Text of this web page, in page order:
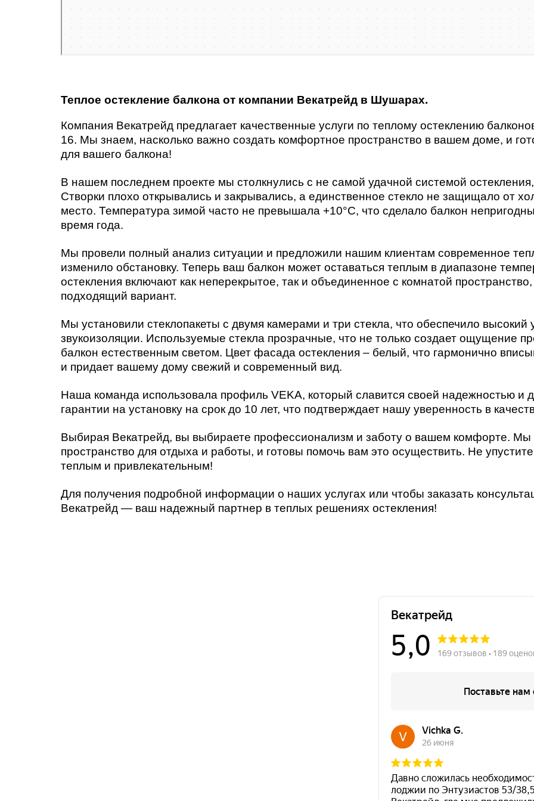
Теплое остекление балкона от компании Векатрейд в Шушарах.
Компания Векатрейд предлагает качественные услуги по теплому остеклению
16. Мы знаем, насколько важно создать комфортное пространство в вашем доме, и
для вашего балкона!
В нашем последнем проекте мы столкнулись с не самой удачной системой
Створки плохо открывались и закрывались, а единственное стекло не защищало от
место. Температура зимой часто не превышала +10°C, что сделало балкон
время года.
Мы провели полный анализ ситуации и предложили нашим клиентам современное
изменило обстановку. Теперь ваш балкон может оставаться теплым в диапазоне
остекления включают как неперекрытое, так и объединенное с комнатой
подходящий вариант.
Мы установили стеклопакеты с двумя камерами и три стекла, что обеспечило высокий
звукоизоляции. Используемые стекла прозрачные, что не только создает ощущение
балкон естественным светом. Цвет фасада остекления – белый, что гармонично
и придает вашему дому свежий и современный вид.
Наша команда использовала профиль VEKA, который славится своей надежностью и
гарантии на установку на срок до 10 лет, что подтверждает нашу уверенность в
Выбирая Векатрейд, вы выбираете профессионализм и заботу о вашем комфорте. Мы
пространство для отдыха и работы, и готовы помочь вам это осуществить. Не
теплым и привлекательным!
Для получения подробной информации о наших услугах или чтобы заказать
Векатрейд — ваш надежный партнер в теплых решениях остекления!